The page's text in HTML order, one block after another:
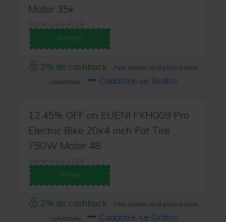
Motor 35k
Warehouse: PLDF
WR9KPK
2% de cashback
Para receber você precisa estar
cadastrado
Cadastre-se Grátis!
12.45% OFF on EUENI FXH009 Pro
Electric Bike 20x4 inch Fat Tire
750W Motor 48
Warehouse: EUDF
IPOHGK
2% de cashback
Para receber você precisa estar
cadastrado
Cadastre-se Grátis!